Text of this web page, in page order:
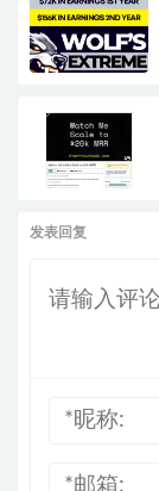
发表回复